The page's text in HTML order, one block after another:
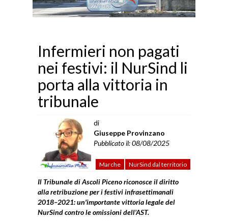
Infermieri non pagati
nei festivi: il NurSind li
porta alla vittoria in
tribunale
di
Giuseppe Provinzano
Pubblicato il: 08/08/2025
Marche NurSind dal territorio
Il Tribunale di Ascoli Piceno riconosce il diritto
alla retribuzione per i festivi infrasettimanali
2018–2021: un'importante vittoria legale del
NurSind contro le omissioni dell’AST.